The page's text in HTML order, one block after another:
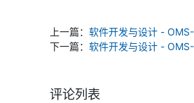
上一篇： 软件开发与设计 -
下一篇： 软件开发与设计 -
评论列表